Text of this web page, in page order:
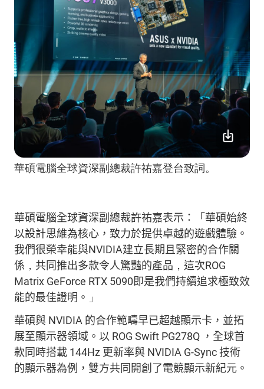
華碩電腦全球資深副總裁許祐嘉登台致詞。
華碩電腦全球資深副總裁許祐嘉表示：「華碩始終
以設計思維為核心，致力於提供卓越的遊戲體驗。
我們很榮幸能與NVIDIA建立長期且緊密的合作關
係 ， 共同推出多款令人驚豔的產品 ， 這次ROG
Matrix GeForce RTX 5090即是我們持續追求極致效
能的最佳證明。 」
華碩與 NVIDIA 的合作範疇早已超越顯示卡，並拓
展至顯示器領域。以 ROG Swift PG278Q ，全球首
款同時搭載 144Hz 更新率與 NVIDIA G-Sync技術
的顯示器為例，雙方共同開創 了電競顯示新紀元。